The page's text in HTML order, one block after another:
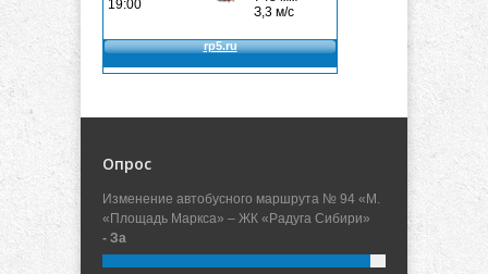
Опрос
Изменение автобусного маршрута № 94 «М.
«Площадь Маркса» – ЖК «Радуга Сибири»
- За